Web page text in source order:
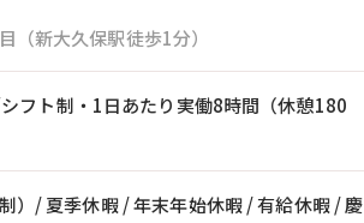
（新大久保駅徒歩1分）
フト制・1日あたり実働8時間（休憩180
）/ 夏季休暇 / 年末年始休暇 / 有給休暇 / 慶